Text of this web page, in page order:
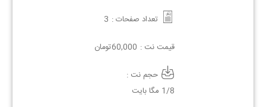
تعداد صفحات : 3
قیمت نت : 60,000تومان
حجم نت :
1/8 مگا بایت